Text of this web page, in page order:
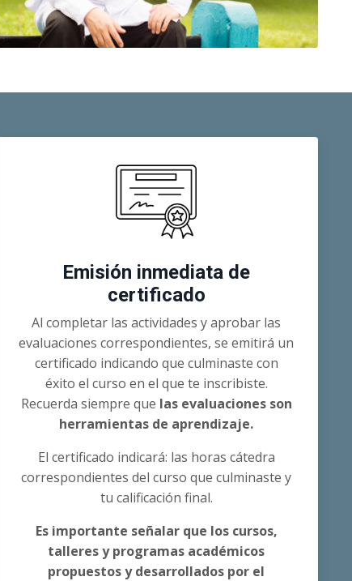
Emisión inmediata de
certificado
Al completar las actividades y aprobar las
evaluaciones correspondientes, se emitirá un
certificado indicando que culminaste con
éxito el curso en el que te inscribiste.
Recuerda siempre que las evaluaciones son
herramientas de aprendizaje.
El certificado indicará: las horas cátedra
correspondientes del curso que culminaste y
tu calificación final.
Es importante señalar que los cursos,
talleres y programas académicos
propuestos y desarrollados por el